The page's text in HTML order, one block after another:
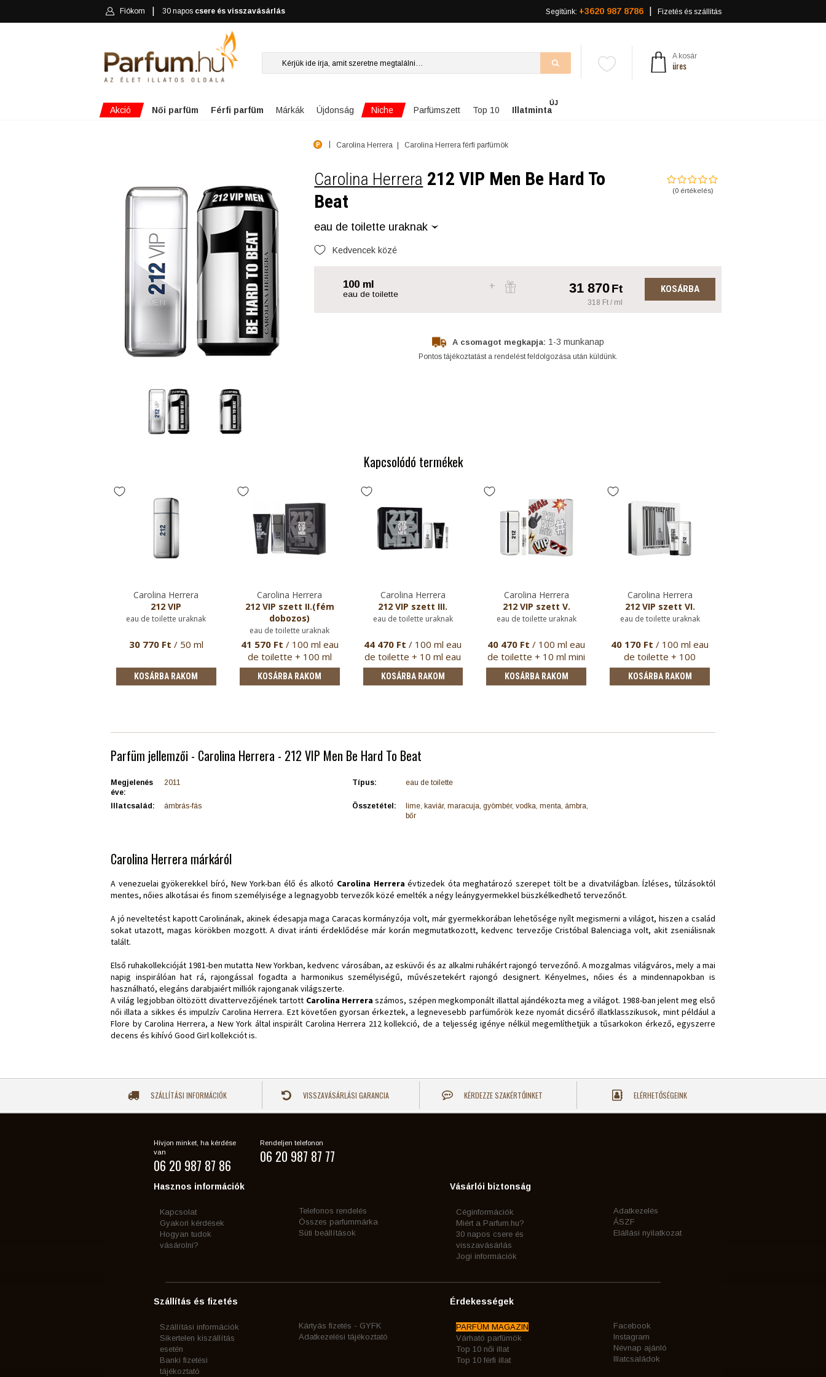
Fiókom 30 napos csere és visszavásárlás Segítünk: +3620 987 8786 Fizetés és szállítás
A kosár
üres
Akció Női parfüm Férfi parfüm Márkák Újdonság Niche Parfümszett Top 10 Illatminta
ÚJ
Carolina Herrera Carolina Herrera férfi parfümök
Carolina Herrera 212 VIP Men Be Hard To
Beat
eau de toilette uraknak
Kedvencek közé
(0értékelés)
100 ml
eau de toilette 31 870Ft
318 Ft / ml
KOSÁRBA
A csomagot megkapja: 1-3 munkanap
Pontos tájékoztatást a rendelést feldolgozása után küldünk.
Kapcsolódó termékek
Carolina Herrera
212 VIP
eau de toilette uraknak
30 770 Ft / 50 ml
KOSÁRBA RAKOM
Carolina Herrera
212 VIP szett II.(fém
dobozos)
eau de toilette uraknak
41 570 Ft / 100 ml eau
de toilette + 100 ml
tusfürdő
KOSÁRBA RAKOM
Carolina Herrera
212 VIP szett III.
eau de toilette uraknak
44 470 Ft / 100 ml eau
de toilette + 10 ml eau
de …
KOSÁRBA RAKOM
Carolina Herrera
212 VIP szett V.
eau de toilette uraknak
40 470 Ft / 100 ml eau
de toilette + 10 ml mini
pa…
KOSÁRBA RAKOM
Carolina Herrera
212 VIP szett VI.
eau de toilette uraknak
40 170 Ft / 100 ml eau
de toilette + 100
tusfürdő
KOSÁRBA RAKOM
Parfüm jellemzői - Carolina Herrera - 212 VIP Men Be Hard To Beat
Megjelenés
éve:
2011 Típus: eau de toilette
Illatcsalád: ámbrás-fás Összetétel:
lime, kaviár, maracuja, gyömbér, vodka, menta, ámbra,
bőr
Carolina Herrera márkáról
A venezuelai gyökerekkel bíró, New York-ban élő és alkotó Carolina Herrera évtizedek óta meghatározó szerepet tölt be a divatvilágban. Ízléses, túlzásoktól
mentes, nőies alkotásai és finom személyisége a legnagyobb tervezők közé emelték a négy leánygyermekkel büszkélkedhető tervezőnőt.
A jó neveltetést kapott Carolinának, akinek édesapja maga Caracas kormányzója volt, már gyermekkorában lehetősége nyílt megismerni a világot, hiszen a család
sokat utazott, magas körökben mozgott. A divat iránti érdeklődése már korán megmutatkozott, kedvenc tervezője Cristóbal Balenciaga volt, akit zseniálisnak
talált.
Első ruhakollekcióját 1981-ben mutatta New Yorkban, kedvenc városában, az esküvői és az alkalmi ruhákért rajongó tervezőnő. A mozgalmas világváros, mely a mai
napig inspirálóan hat rá, rajongással fogadta a harmonikus személyiségű, művészetekért rajongó designert. Kényelmes, nőies és a mindennapokban is
használható, elegáns darabjaiért milliók rajonganak világszerte.
A világ legjobban öltözött divattervezőjének tartott Carolina Herrera számos, szépen megkomponált illattal ajándékozta meg a világot. 1988-ban jelent meg első
női illata a sikkes és impulzív Carolina Herrera. Ezt követően gyorsan érkeztek, a legnevesebb parfümőrök keze nyomát dicsérő illatklasszikusok, mint például a
Flore by Carolina Herrera, a New York által inspirált Carolina Herrera 212 kollekció, de a teljesség igénye nélkül megemlíthetjük a tűsarkokon érkező, egyszerre
decens és kihívó Good Girl kollekciót is.
SZÁLLÍTÁSI INFORMÁCIÓK VISSZAVÁSÁRLÁSI GARANCIA KÉRDEZZE SZAKÉRTŐINKET ELÉRHETŐSÉGEINK
Hívjon minket, ha kérdése
van
06 20 987 87 86
Rendeljen telefonon
06 20 987 87 77
Hasznos információk
Kapcsolat
Gyakori kérdések
Hogyan tudok
vásárolni?
Telefonos rendelés
Összes parfummárka
Süti beállítások
Vásárlói biztonság
Céginformációk
Miért a Parfum.hu?
30 napos csere és
visszavásárlás
Jogi információk
Adatkezelés
ÁSZF
Elállási nyilatkozat
Szállítás és fizetés
Szállítási információk
Sikertelen kiszállítás
esetén
Banki fizetési
tájékoztató
Kártyás fizetés - GYFK
Adatkezelési tájékoztató
Érdekességek
PARFÜM MAGAZIN
Várható parfümök
Top 10 női illat
Top 10 férfi illat
Facebook
Instagram
Névnap ajánló
Illatcsaládok